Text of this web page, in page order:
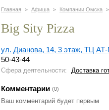
Главная > Афиша > Компании Омска >
Big Sity Pizza
ул. Дианова, 14, 3 этаж, ТЦ
50-43-44
Сфера деятельности: Доставка
Комментарии (0)
Ваш комментарий будет первым